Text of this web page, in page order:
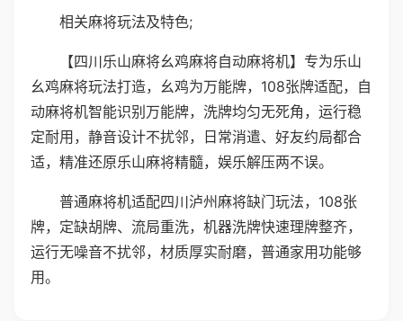
相关麻将玩法及特色;
【四川乐山麻将幺鸡麻将自动麻将机】专为乐山
幺鸡麻将玩法打造，幺鸡为万能牌，108张牌适配，自
动麻将机智能识别万能牌，洗牌均匀无死角，运行稳
定耐用，静音设计不扰邻，日常消遣、好友约局都合
适，精准还原乐山麻将精髓，娱乐解压两不误。
普通麻将机适配四川泸州麻将缺门玩法，108张
牌，定缺胡牌、流局重洗，机器洗牌快速理牌整齐，
运行无噪音不扰邻，材质厚实耐磨，普通家用功能够
用。